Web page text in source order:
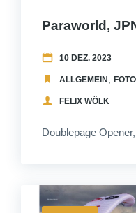
Paraworld,
10 DEZ. 2023
ALLGEMEIN ,
FELIX WÖLK
Doublepage